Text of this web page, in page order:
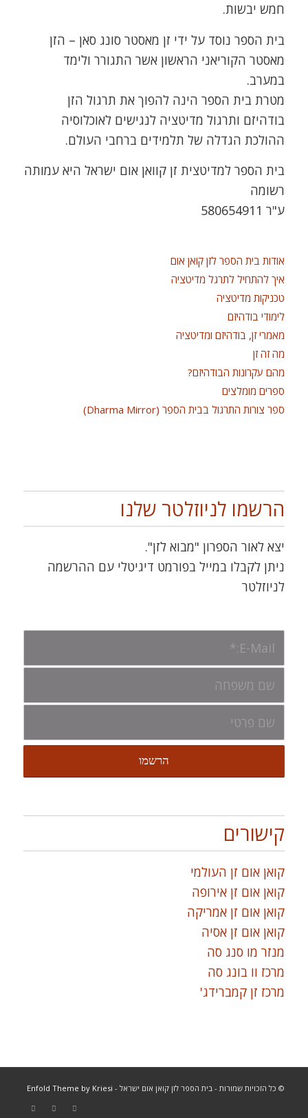
חמש יבשות.
בית הספר נוסד על ידי זן מאסטר סונג סאן – הזן
מאסטר הקוריאני הראשון אשר התגורר ולימד
במערב.
מטרת בית הספר הינה להפוך את תרגול הזן
בודהיזם ותרגול מדיטציה לנגישים לאוכלוסיה
ההולכת הגדלה של תלמידים ברחבי העולם.
בית הספר למדיטצית זן קוואן אום ישראל היא עמותה
רשומה
ע"ר 580654911
אודות בית הספר לזן קואן אום
איך להתחיל לתרגל מדיטציה
טכניקות מדיטציה
לימודי בודהיזם
מאמרי זן, בודהיזם ומדיטציה
מה זה זן
מהם עקרונות הבודהיזם?
ספרים מומלצים
ספר צורות התרגול בבית הספר (Dharma Mirror)
הרשמו לניוזלטר שלנו
יצא לאור הספרון "מבוא לזן".
ניתן לקבלו במייל בפורמט דיגיטלי עם ההרשמה
לניוזלטר
קישורים
קואן אום זן העולמי
קואן אום זן אירופה
קואן אום זן אמריקה
קואן אום זן אסיה
מנזר מו סנג סה
מרכז וו בונג סה
מרכז זן קמברידג'
© כל הזכויות שמורות - בית הספר לזן קואן אום ישראל - Enfold Theme by Kriesi